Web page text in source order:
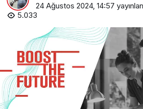
24 Ağustos 2024, 14:57
5.033